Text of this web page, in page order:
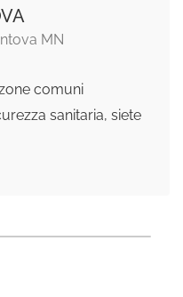
MN
comuni
sanitaria, siete